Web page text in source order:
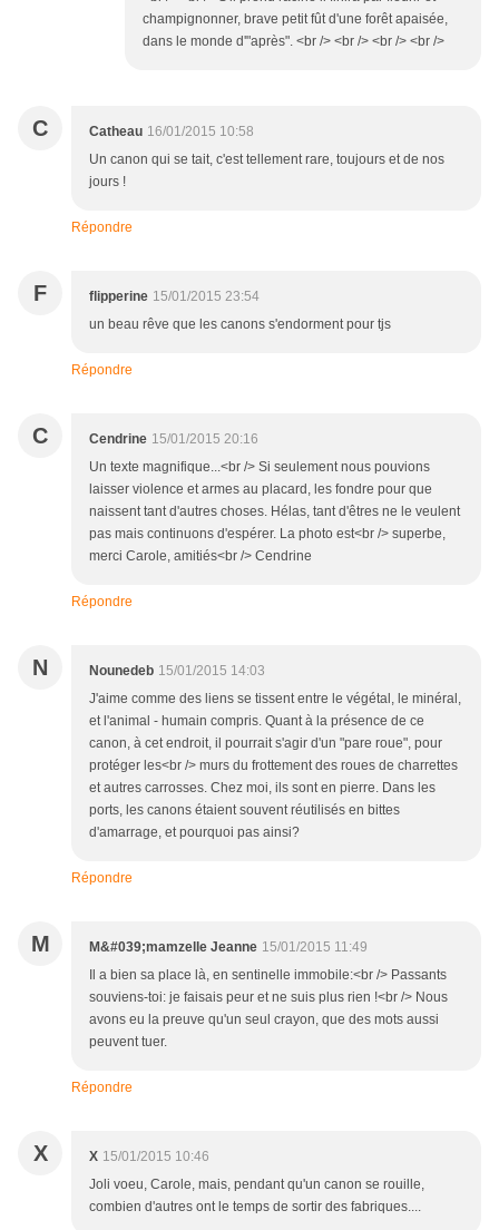
champignonner, brave petit fût d'une forêt apaisée,
dans le monde d'"après". <br /> <br /> <br /> <br />
C Catheau 16/01/2015 10:58
Un canon qui se tait, c'est tellement rare, toujours et de nos
jours !
Répondre
F flipperine 15/01/2015 23:54
un beau rêve que les canons s'endorment pour tjs
Répondre
C Cendrine 15/01/2015 20:16
Un texte magnifique...<br /> Si seulement nous pouvions
laisser violence et armes au placard, les fondre pour que
naissent tant d'autres choses. Hélas, tant d'êtres ne le veulent
pas mais continuons d'espérer. La photo est<br /> superbe,
merci Carole, amitiés<br /> Cendrine
Répondre
N Nounedeb 15/01/2015 14:03
J'aime comme des liens se tissent entre le végétal, le minéral,
et l'animal - humain compris. Quant à la présence de ce
canon, à cet endroit, il pourrait s'agir d'un "pare roue", pour
protéger les<br /> murs du frottement des roues de charrettes
et autres carrosses. Chez moi, ils sont en pierre. Dans les
ports, les canons étaient souvent réutilisés en bittes
d'amarrage, et pourquoi pas ainsi?
Répondre
M M&#039;mamzelle Jeanne 15/01/2015 11:49
Il a bien sa place là, en sentinelle immobile:<br /> Passants
souviens-toi: je faisais peur et ne suis plus rien !<br /> Nous
avons eu la preuve qu'un seul crayon, que des mots aussi
peuvent tuer.
Répondre
X X 15/01/2015 10:46
Joli voeu, Carole, mais, pendant qu'un canon se rouille,
combien d'autres ont le temps de sortir des fabriques....